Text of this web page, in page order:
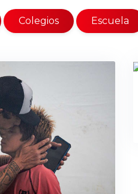
Colegios Escuela